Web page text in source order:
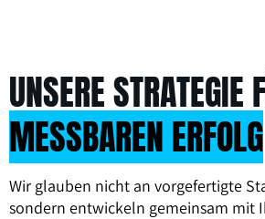
UNSERE STRATEGIE
MESSBAREN ERFOLG
Wir glauben nicht an vorgefertigte
sondern entwickeln gemeinsam mit